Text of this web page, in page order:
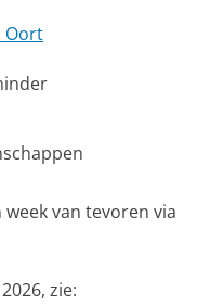
Oort
van tevoren via
zie: